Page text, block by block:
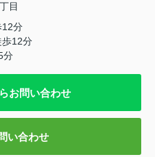
目
12分
歩12分
分
お問い合わせ
い合わせ